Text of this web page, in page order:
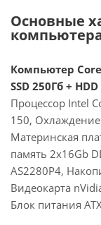
Основные
Компьютер Core
SSD 250Гб +
Процессор Intel
150, Охлаждение
Материнская
память 2x16Gb
AS2280P4,
Видеокарта
Блок питания